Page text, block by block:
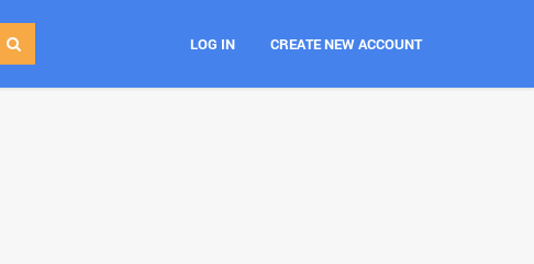
LOG IN CREATE NEW ACCOUNT